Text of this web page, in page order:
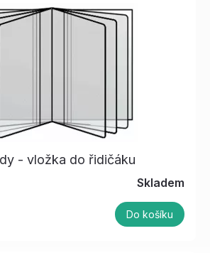
- vložka do řidičáku
Skladem
Do košíku